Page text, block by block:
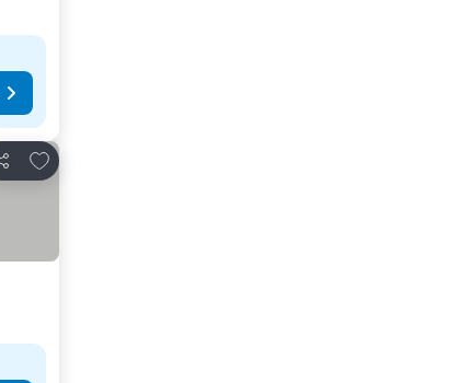
Compartir
Añadir a favoritos